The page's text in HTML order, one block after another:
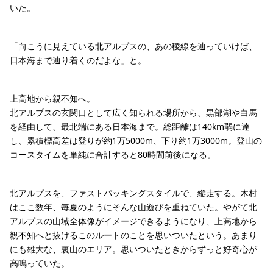
いた。
「向こうに見えている北アルプスの、あの稜線を辿っていけば、
日本海まで辿り着くのだよな」と。
上高地から親不知へ。
北アルプスの玄関口として広く知られる場所から、黒部湖や白馬
を経由して、最北端にある日本海まで。総距離は140km弱に達
し、累積標高差は登りが約1万5000m、下り約1万3000m。登山の
コースタイムを単純に合計すると80時間前後になる。
北アルプスを、ファストパッキングスタイルで、縦走する。木村
はここ数年、毎夏のようにそんな山遊びを重ねていた。やがて北
アルプスの山域全体像がイメージできるようになり、上高地から
親不知へと抜けるこのルートのことを思いついたという。あまり
にも雄大な、裏山のエリア。思いついたときからずっと好奇心が
高鳴っていた。